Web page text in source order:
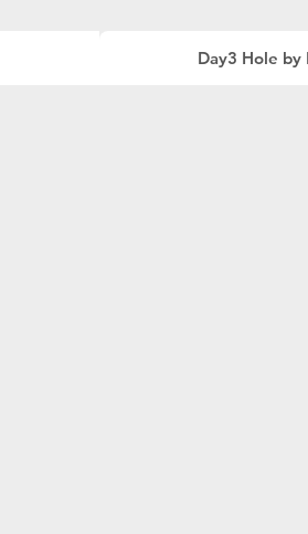
Day3 Hole by